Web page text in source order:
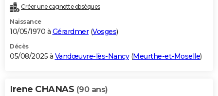
Créer une cagnotte obsèques
Naissance
10/05/1970 à Gérardmer(Vosges)
Décès
05/08/2025 à Vandœuvre-lès-Nancy(Meurthe-et-Moselle)
Irene CHANAS (90 ans)